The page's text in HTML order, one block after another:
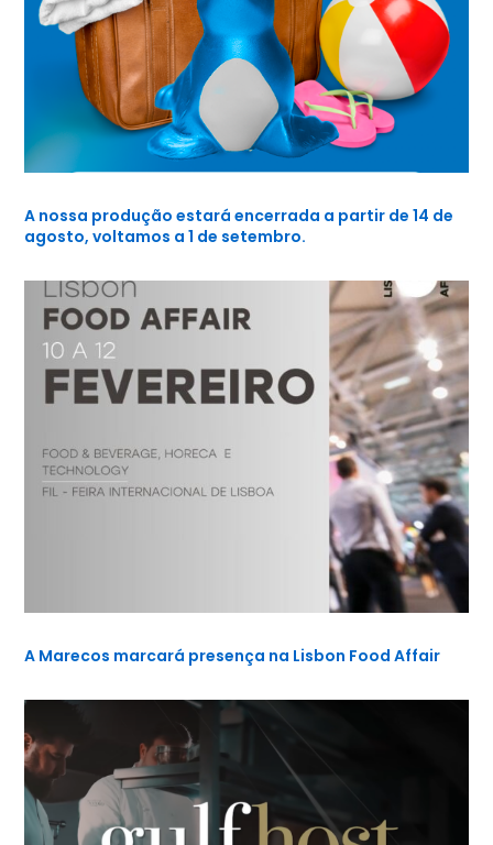
A nossa produção estará encerrada a partir de 14 de
agosto, voltamos a 1 de setembro. ​
A Marecos marcará presença na Lisbon Food Affair